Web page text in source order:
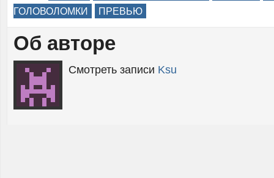
ГОЛОВОЛОМКИ
ПРЕВЬЮ
Об авторе
Смотреть записи Ksu